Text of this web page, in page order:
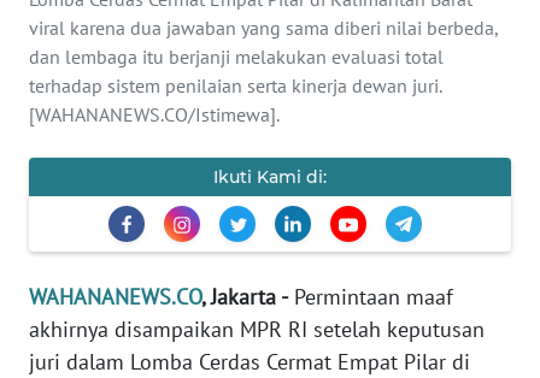
viral karena dua jawaban yang sama diberi nilai berbeda,
dan lembaga itu berjanji melakukan evaluasi total
terhadap sistem penilaian serta kinerja dewan juri.
[WAHANANEWS.CO/Istimewa].
Ikuti Kami di:
WAHANANEWS.CO, Jakarta -Permintaan maaf
akhirnya disampaikan MPR RI setelah keputusan
juri dalam Lomba Cerdas Cermat Empat Pilar di
OLAHRAGA
OPINI
EDITORIAL
Informasi
INDEKS
BERITA